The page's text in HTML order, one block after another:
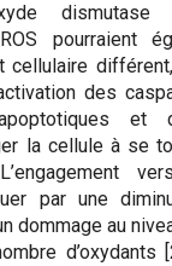
dismutase
pourraient
cellulaire
des
apoptotiques et
la cellule à se
par une
dommage au
d’oxydants